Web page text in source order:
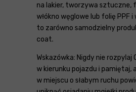
na lakier, tworzywa sztuczne,
włókno węglowe lub folię PPF
to zarówno samodzielny
coat.
Wskazówka: Nigdy nie rozpylaj
w kierunku pojazdu i pamiętaj,
w miejscu o słabym ruchu